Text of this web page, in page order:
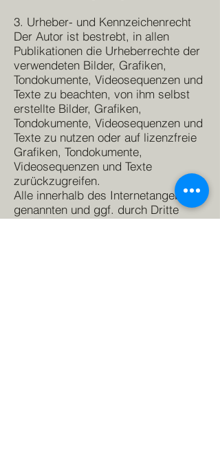
3. Urheber- und Kennzeichenrecht
Der Autor ist bestrebt, in allen
Publikationen die Urheberrechte der
verwendeten Bilder, Grafiken,
Tondokumente, Videosequenzen und
Texte zu beachten, von ihm selbst
erstellte Bilder, Grafiken,
Tondokumente, Videosequenzen und
Texte zu nutzen oder auf lizenzfreie
Grafiken, Tondokumente,
Videosequenzen und Texte
zurückzugreifen.
Alle innerhalb des Internetangebotes
genannten und ggf. durch Dritte